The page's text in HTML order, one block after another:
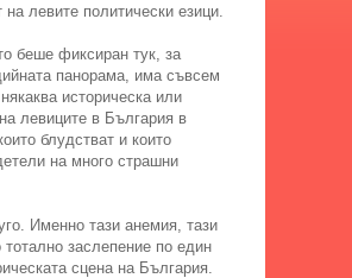
левите политически езици.
беше фиксиран тук, за
панорама, има съвсем
историческа или
левиците в България в
блудстват и които
на много страшни
Именно тази анемия, тази
заслепение по един
сцена на България.